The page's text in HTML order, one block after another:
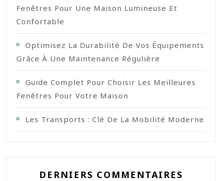
Fenêtres Pour Une Maison Lumineuse Et
Confortable
Optimisez La Durabilité De Vos Équipements
Grâce À Une Maintenance Régulière
Guide Complet Pour Choisir Les Meilleures
Fenêtres Pour Votre Maison
Les Transports : Clé De La Mobilité Moderne
DERNIERS COMMENTAIRES